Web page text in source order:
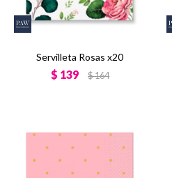
Servilleta Rosas x20
$ 139 $164